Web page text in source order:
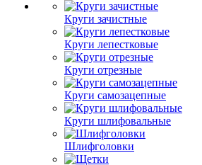
Круги зачистные
Круги лепестковые
Круги отрезные
Круги самозацепные
Круги шлифовальные
Шлифголовки